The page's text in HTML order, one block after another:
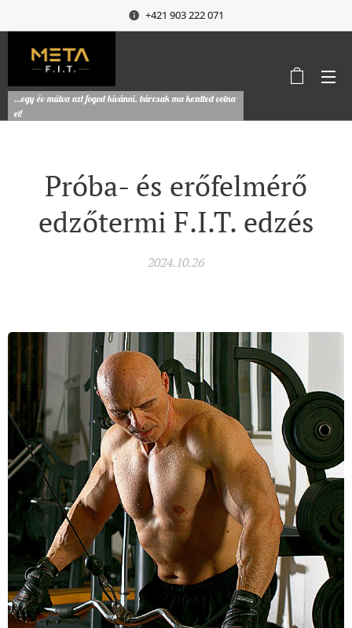
+421 903 222 071
...egy év múlva azt fogod kívánni, bárcsak ma kezdted volna
el!
Próba- és erőfelmérő
edzőtermi F.I.T. edzés
2024.10.26